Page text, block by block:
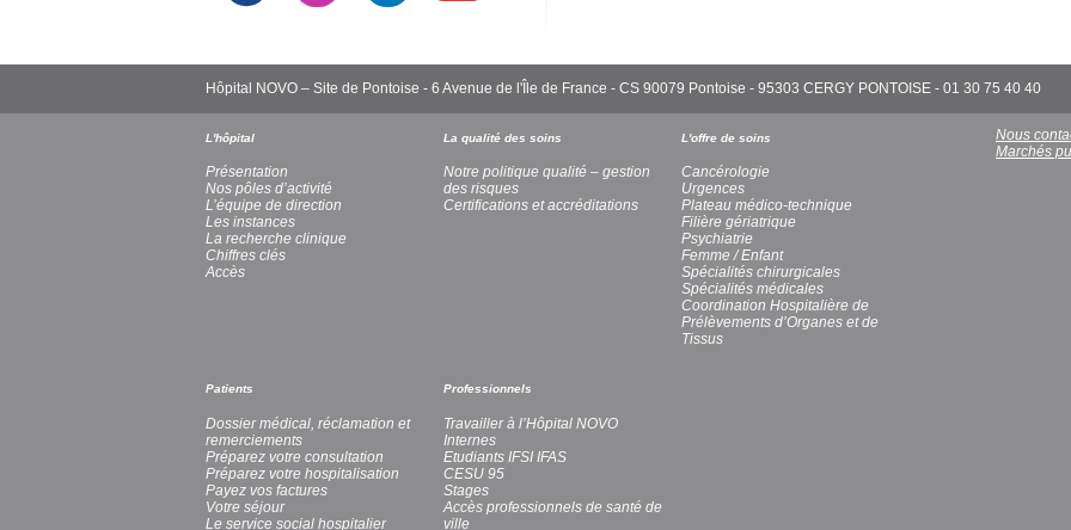
Hôpital NOVO – Site de Pontoise - 6 Avenue de l'Île de France - CS 90079 Pontoise - 95303 CERGY PONTOISE - 01 30 75 40 40
Nous
Marchés
L'hôpital
Présentation
Nos pôles d’activité
L’équipe de direction
Les instances
La recherche clinique
Chiffres clés
Accès
La qualité des soins
Notre politique qualité – gestion
des risques
Certifications et accréditations
L'offre de soins
Cancérologie
Urgences
Plateau médico-technique
Filière gériatrique
Psychiatrie
Femme / Enfant
Spécialités chirurgicales
Spécialités médicales
Coordination Hospitalière de
Prélèvements d’Organes et de
Tissus
Patients
Dossier médical, réclamation et
remerciements
Préparez votre consultation
Préparez votre hospitalisation
Payez vos factures
Votre séjour
Le service social hospitalier
Professionnels
Travailler à l’Hôpital NOVO
Internes
Etudiants IFSI IFAS
CESU 95
Stages
Accès professionnels de santé de
ville